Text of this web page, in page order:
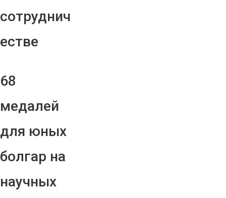
сотруднич
естве
68
медалей
для юных
болгар на
научных